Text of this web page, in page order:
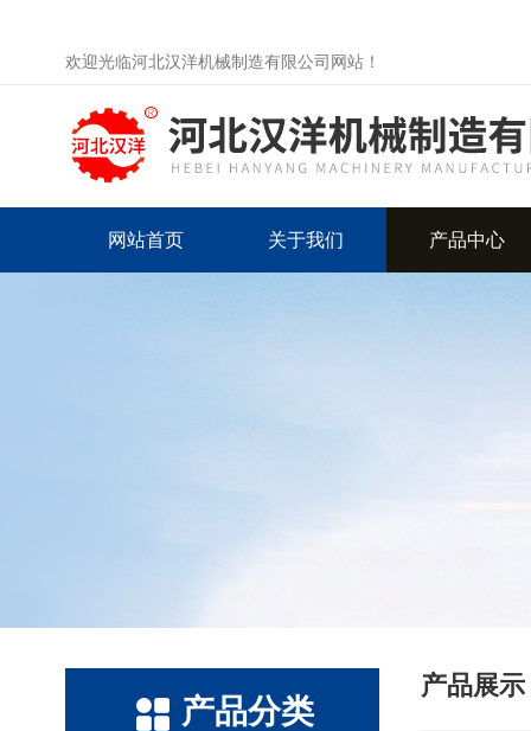
欢迎光临河北汉洋机械制造有限公司网站！
网站首页 关于我们 产品中心
产品分类
产品展示